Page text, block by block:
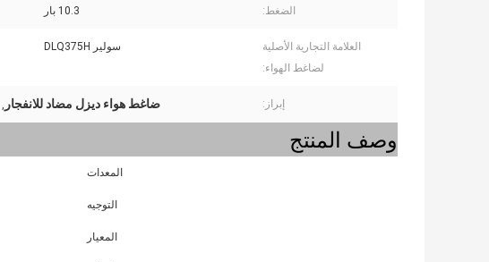
الضغط: 10.3 بار
العلامة التجارية الأصلية
لضاغط الهواء:
سولير DLQ375H
إبراز: ضاغط هواء ديزل مضاد للانفجار ,
وصف المنتج
المعدات
التوجيه
المعيار